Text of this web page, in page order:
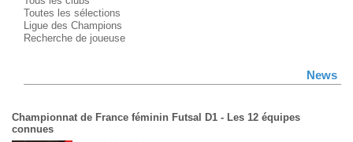
Toutes les sélections
Ligue des Champions
Recherche de joueuse
News
Championnat de France féminin Futsal D1 - Les 12 équipes
connues